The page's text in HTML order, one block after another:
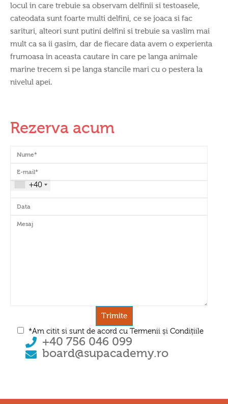
locul in care trebuie sa observam delfinii si testoasele,
cateodata sunt foarte multi delfini, ce se joaca si fac
sarituri, alteori sunt putini delfini si trebuie sa vaslim mai
mult ca sa ii gasim, dar de fiecare data avem o experienta
frumoasa in aceasta cautare in care pe langa animale
marine trecem si pe langa stancile mari cu o pestera la
nivelul apei.
Rezerva acum
+40
+40 756 046 099
board@supacademy.ro
*Am citit si sunt de acord cu Termenii și Condițiile